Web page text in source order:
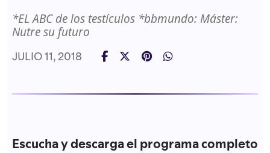
*EL ABC de los testículos *bbmundo: Máster:
Nutre su futuro
JULIO 11, 2018
Escucha y descarga el programa completo